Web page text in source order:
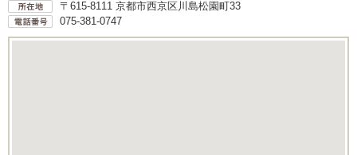
〒615-8111 京都市西京区川島松園町33
075-381-0747